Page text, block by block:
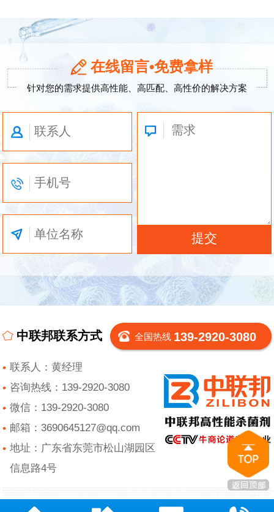
在线留言•免费拿样
针对您的需求提供高性能、高匹配、高性价的解决方案
中联邦联系方式 全国热线 139-2920-3080
联系人：黄经理
咨询热线：139-2920-3080
微信：139-2920-3080
邮箱：3690645127@qq.com
地址：广东省东莞市松山湖园区
信息路4号